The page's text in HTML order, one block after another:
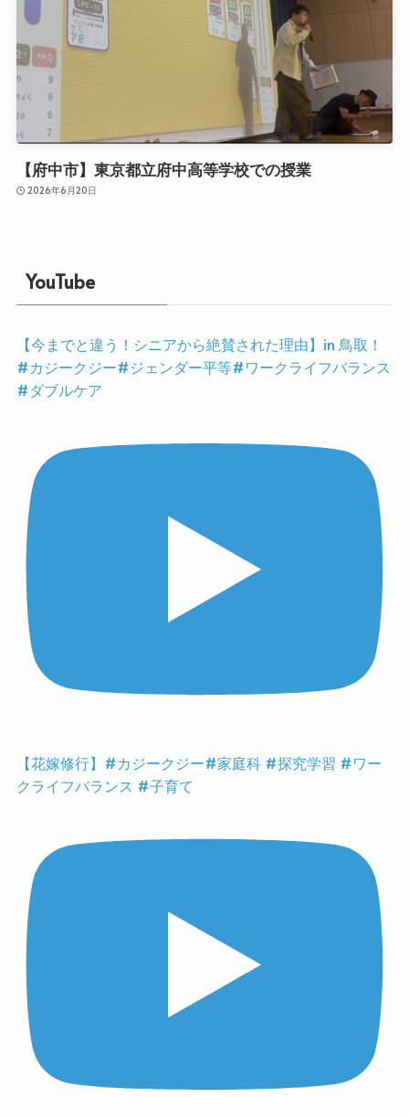
【府中市】東京都立府中高等学校での授業
2026年6月20日
YouTube
【今までと違う！シニアから絶賛された理由】in 鳥取！
#カジークジー#ジェンダー平等#ワークライフバランス
#ダブルケア
【花嫁修行】#カジークジー#家庭科 #探究学習 #ワー
クライフバランス #子育て